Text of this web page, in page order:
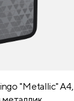
"Metallic" А4,